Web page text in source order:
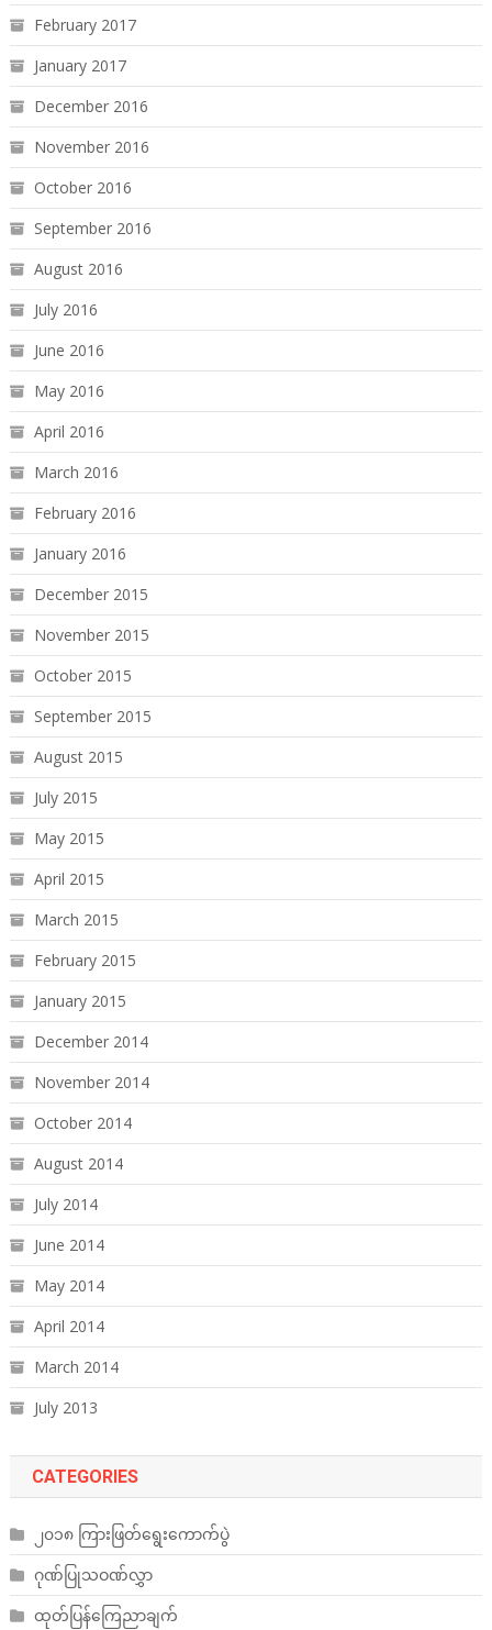
February 2017
January 2017
December 2016
November 2016
October 2016
September 2016
August 2016
July 2016
June 2016
May 2016
April 2016
March 2016
February 2016
January 2016
December 2015
November 2015
October 2015
September 2015
August 2015
July 2015
May 2015
April 2015
March 2015
February 2015
January 2015
December 2014
November 2014
October 2014
August 2014
July 2014
June 2014
May 2014
April 2014
March 2014
July 2013
CATEGORIES
၂၀၁၈ ကြားဖြတ်ရွေးကောက်ပွဲ
ဂုဏ်ပြုသဝဏ်လွှာ
ထုတ်ပြန်ကြေညာချက်